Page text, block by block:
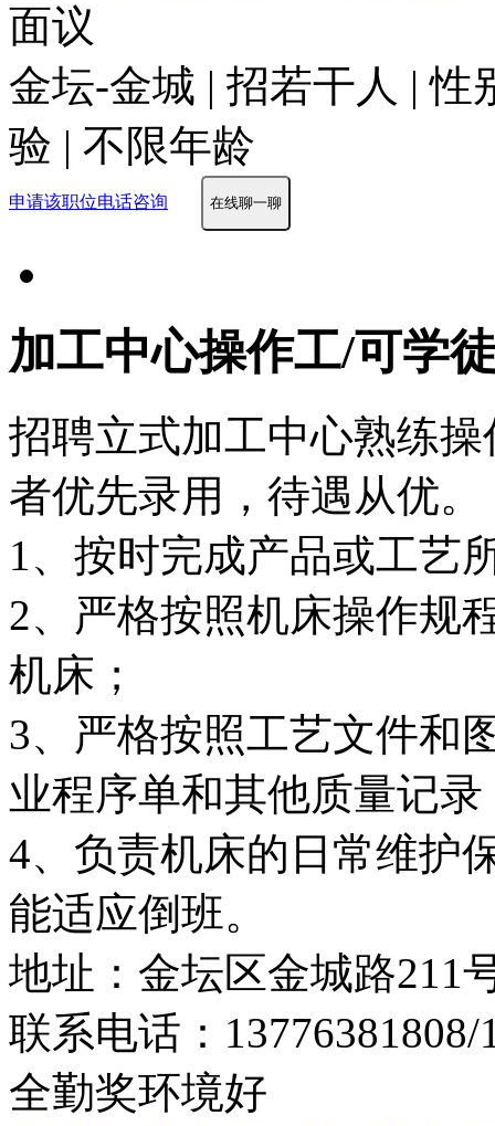
面议
金坛-金城 | 招若干人 | 性
验 | 不限年龄
申请该职位电话咨询 在线聊一聊
加工中心操作工/可学
招聘立式加工中心熟练
者优先录用，待遇从优。
1、按时完成产品或工艺
2、严格按照机床操作规
机床；
3、严格按照工艺文件和
业程序单和其他质量记录
4、负责机床的日常维护
能适应倒班。
地址：金坛区金城路211
联系电话：13776381808/
全勤奖环境好